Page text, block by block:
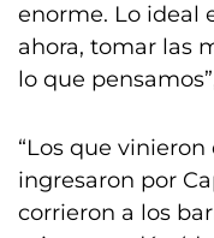
enorme. Lo ideal
ahora, tomar las
lo que
“Los que
ingresaron por
corrieron a los